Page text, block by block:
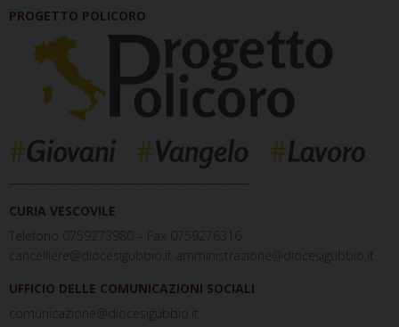
PROGETTO POLICORO
CURIA VESCOVILE
Telefono 0759273980 – Fax 0759276316
cancelliere@diocesigubbio.it amministrazione@diocesigubbio.it
UFFICIO DELLE COMUNICAZIONI SOCIALI
comunicazione@diocesigubbio.it